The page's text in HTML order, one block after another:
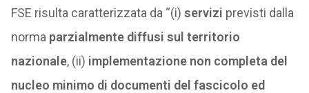
FSE risulta caratterizzata da “(i) servizi previsti dalla
norma parzialmente diffusi sul territorio
nazionale, (ii) implementazione non completa del
nucleo minimo di documenti del fascicolo ed